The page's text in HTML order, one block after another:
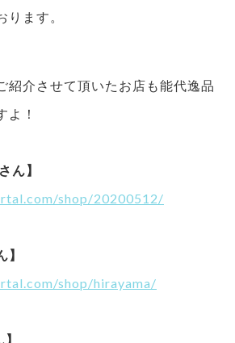
ります。
紹介させて頂いたお店も能代逸品
よ！
ん】
shop/20200512/
】
shop/hirayama/